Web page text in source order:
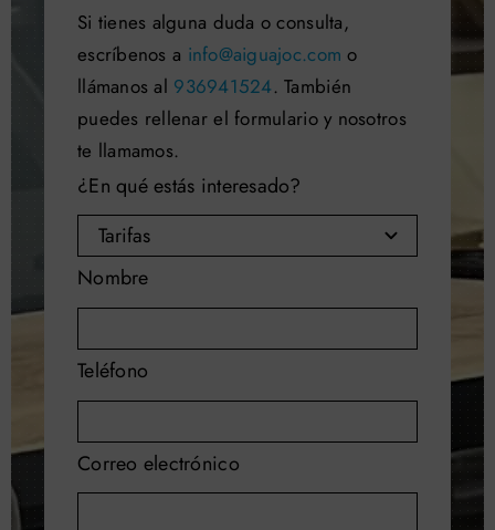
Si tienes alguna duda o consulta,
escríbenos a info@aiguajoc.com o
llámanos al 936941524. También
puedes rellenar el formulario y nosotros
te llamamos.
¿En qué estás interesado?
Nombre
Teléfono
Correo electrónico